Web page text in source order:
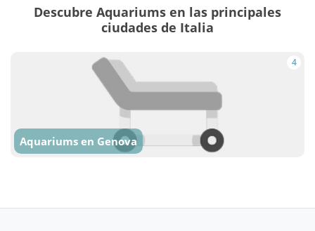
Descubre Aquariums en las principales
ciudades de Italia
4
Aquariums en Genova